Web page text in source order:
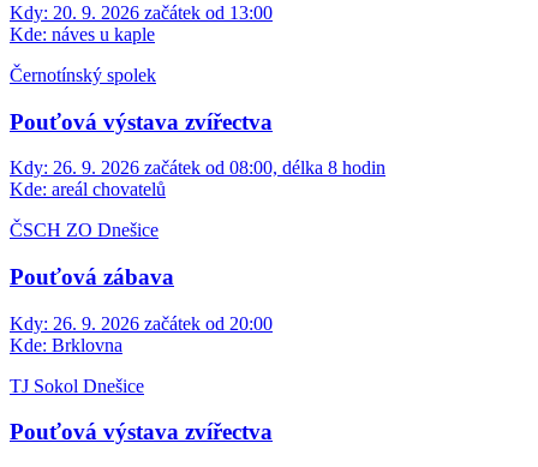
Kdy: 20. 9. 2026 začátek od 13:00
Kde: náves u kaple
Černotínský spolek
Pouťová výstava zvířectva
Kdy: 26. 9. 2026 začátek od 08:00, délka 8 hodin
Kde: areál chovatelů
ČSCH ZO Dnešice
Pouťová zábava
Kdy: 26. 9. 2026 začátek od 20:00
Kde: Brklovna
TJ Sokol Dnešice
Pouťová výstava zvířectva